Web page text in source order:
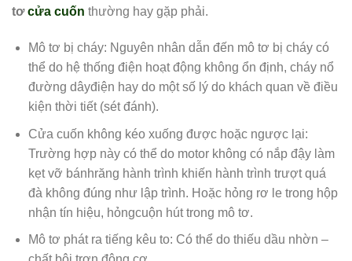
tơcửa cuốn thường hay gặp phải.
Mô tơ bị cháy: Nguyên nhân dẫn đến mô tơ bị cháy có
thể do hệ thống điện hoạt động không ổn định, cháy nổ
đường dâyđiện hay do một số lý do khách quan về điều
kiện thời tiết (sét đánh).
Cửa cuốn không kéo xuống được hoặc ngược lại:
Trường hợp này có thể do motor không có nắp đậy làm
kẹt vỡ bánhrăng hành trình khiến hành trình trượt quá
đà không đúng như lập trình. Hoặc hỏng rơ le trong hộp
nhận tín hiệu, hỏngcuộn hút trong mô tơ.
Mô tơ phát ra tiếng kêu to: Có thể do thiếu dầu nhờn –